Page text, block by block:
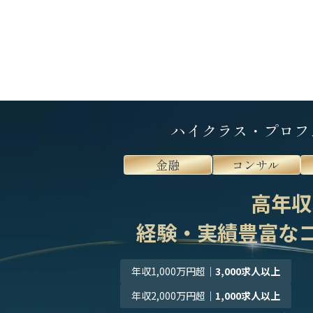
ハイクラス・プロ
金融 コンサル
高年
経験・実績豊富な
年収1,000万円超 ｜3,000求人以上
年収2,000万円超 ｜ 1,000求人以上